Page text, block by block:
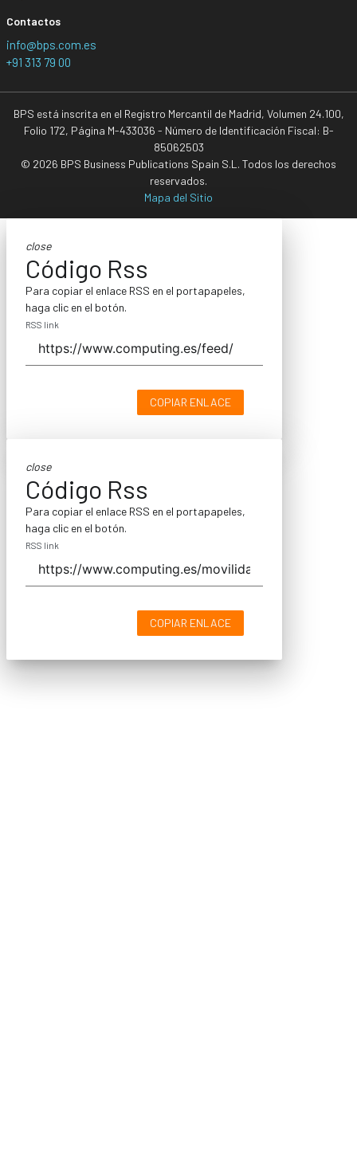
Contactos
info@bps.com.es
+91 313 79 00
BPS está inscrita en el Registro Mercantil de Madrid, Volumen 24.100,
Folio 172, Página M-433036 - Número de Identificación Fiscal: B-
85062503
© 2026 BPS Business Publications Spain S.L. Todos los derechos
reservados.
Mapa del Sitio
close
Código Rss
Para copiar el enlace RSS en el portapapeles,
haga clic en el botón.
RSS link
COPIAR ENLACE
close
Código Rss
Para copiar el enlace RSS en el portapapeles,
haga clic en el botón.
RSS link
COPIAR ENLACE